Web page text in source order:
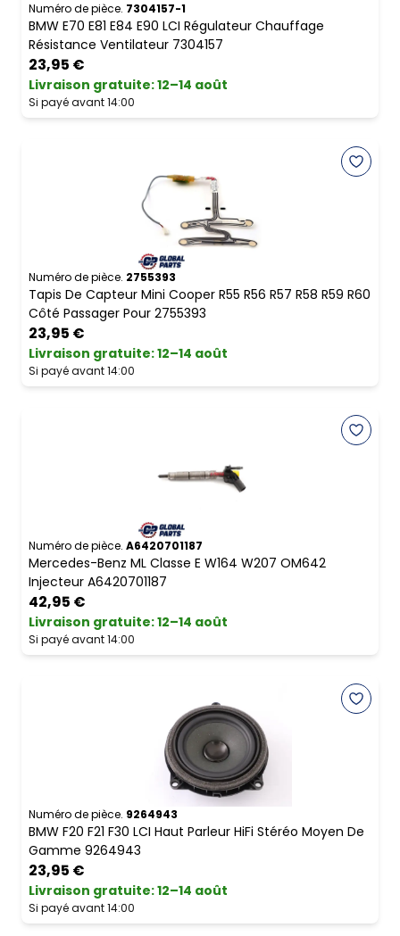
Numéro de pièce. 7304157-1
BMW E70 E81 E84 E90 LCI Régulateur Chauffage
Résistance Ventilateur 7304157
23,95 €
Livraison gratuite:12–14 août
Si payé avant 14:00
Numéro de pièce. 2755393
Tapis De Capteur Mini Cooper R55 R56 R57 R58 R59 R60
Côté Passager Pour 2755393
23,95 €
Livraison gratuite:12–14 août
Si payé avant 14:00
Numéro de pièce. A6420701187
Mercedes-Benz ML Classe E W164 W207 OM642
Injecteur A6420701187
42,95 €
Livraison gratuite:12–14 août
Si payé avant 14:00
Numéro de pièce. 9264943
BMW F20 F21 F30 LCI Haut Parleur HiFi Stéréo Moyen De
Gamme 9264943
23,95 €
Livraison gratuite:12–14 août
Si payé avant 14:00